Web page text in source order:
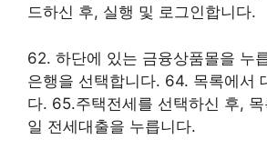
드하신 후, 실행 및 로그인합니다.
62. 하단에 있는 금융상품몰을 누
은행을 선택합니다. 64. 목록에서
다. 65.주택전세를 선택하신 후,
일 전세대출을 누릅니다.